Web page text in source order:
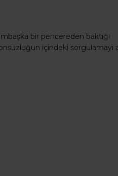
bir pencereden baktığı
içindeki sorgulamayı